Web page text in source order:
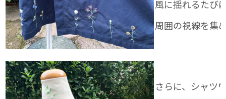
風に揺れるたび
周囲の視線を集
さらに、シャツ